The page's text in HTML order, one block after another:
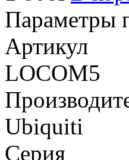
Параметры
Артикул
LOCOM5
Ubiquiti
Серия